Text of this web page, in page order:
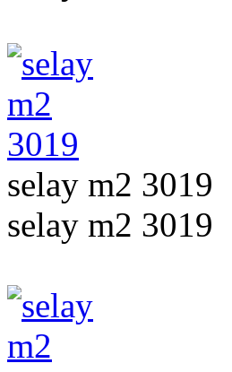
selay m2 3019
selay m2 3019